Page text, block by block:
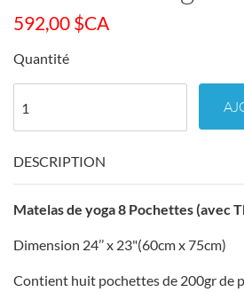
592,00 $CA
Quantité
DESCRIPTION
Matelas de yoga 8 Pochettes (avec
Dimension 24’’ x 23"(60cm x 75cm)
Contient huit pochettes de 200gr de